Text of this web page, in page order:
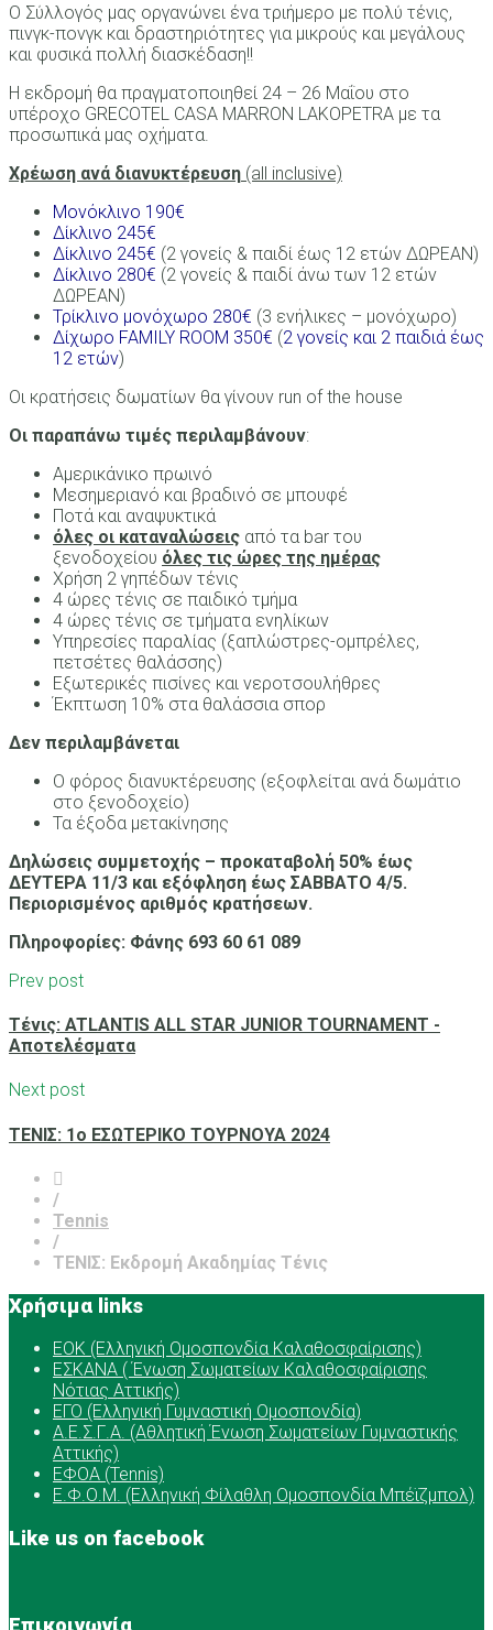
Ο Σύλλογός μας οργανώνει ένα τριήμερο με πολύ τένις,
πινγκ-πονγκ και δραστηριότητες για μικρούς και μεγάλους
και φυσικά πολλή διασκέδαση!!
Η εκδρομή θα πραγματοποιηθεί 24 – 26 Μαΐου στο
υπέροχο GRECOTEL CASA MARRON LAKOPETRA με τα
προσωπικά μας οχήματα.
Χρέωση ανά διανυκτέρευση (all inclusive)
Μονόκλινο 190€
Δίκλινο 245€
Δίκλινο 245€ (2 γονείς & παιδί έως 12 ετών ΔΩΡΕΑΝ)
Δίκλινο 280€ (2 γονείς & παιδί άνω των 12 ετών
ΔΩΡΕΑΝ)
Τρίκλινο μονόχωρο 280€ (3 ενήλικες – μονόχωρο)
Δίχωρο FAMILY ROOM 350€ (2 γονείς και 2 παιδιά έως
12 ετών)
Οι κρατήσεις δωματίων θα γίνουν run of the house
Οι παραπάνω τιμές περιλαμβάνουν:
Αμερικάνικο πρωινό
Μεσημεριανό και βραδινό σε μπουφέ
Ποτά και αναψυκτικά
όλες οι καταναλώσεις από τα bar του
ξενοδοχείου όλες τις ώρες της ημέρας
Χρήση 2 γηπέδων τένις
4 ώρες τένις σε παιδικό τμήμα
4 ώρες τένις σε τμήματα ενηλίκων
Υπηρεσίες παραλίας (ξαπλώστρες-ομπρέλες,
πετσέτες θαλάσσης)
Εξωτερικές πισίνες και νεροτσουλήθρες
Έκπτωση 10% στα θαλάσσια σπορ
Δεν περιλαμβάνεται
Ο φόρος διανυκτέρευσης (εξοφλείται ανά δωμάτιο
στο ξενοδοχείο)
Τα έξοδα μετακίνησης
Δηλώσεις συμμετοχής – προκαταβολή 50% έως
ΔΕΥΤΕΡΑ 11/3 και εξόφληση έως ΣΑΒΒΑΤΟ 4/5.
Περιορισμένος αριθμός κρατήσεων.
Πληροφορίες: Φάνης 693 60 61 089
Prev post
Τένις: ATLANTIS ALL STAR JUNIOR TOURNAMENT -
Αποτελέσματα
Next post
ΤΕΝΙΣ: 1o EΣΩΤΕΡΙΚΟ ΤΟΥΡΝΟΥΑ 2024
/
Tennis
/
ΤΕΝΙΣ: Εκδρομή Ακαδημίας Τένις
Χρήσιμα links
ΕOK (Ελληνική Ομοσπονδία Καλαθοσφαίρισης)
ΕΣΚΑΝΑ ( Ένωση Σωματείων Καλαθοσφαίρισης
Νότιας Αττικής)
ΕΓΟ (Ελληνική Γυμναστική Ομοσπονδία)
Α.Ε.Σ.Γ.Α. (Αθλητική Ένωση Σωματείων Γυμναστικής
Αττικής)
ΕΦΟΑ (Tennis)
Ε.Φ.Ο.Μ. (Ελληνική Φίλαθλη Ομοσπονδία Μπέϊζμπολ)
Like us on facebook
Επικοινωνία